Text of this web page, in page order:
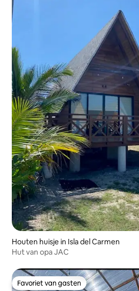
Houten huisje in Isla del Carmen
Hut van opa JAC
Favoriet van gasten
Favoriet van gasten